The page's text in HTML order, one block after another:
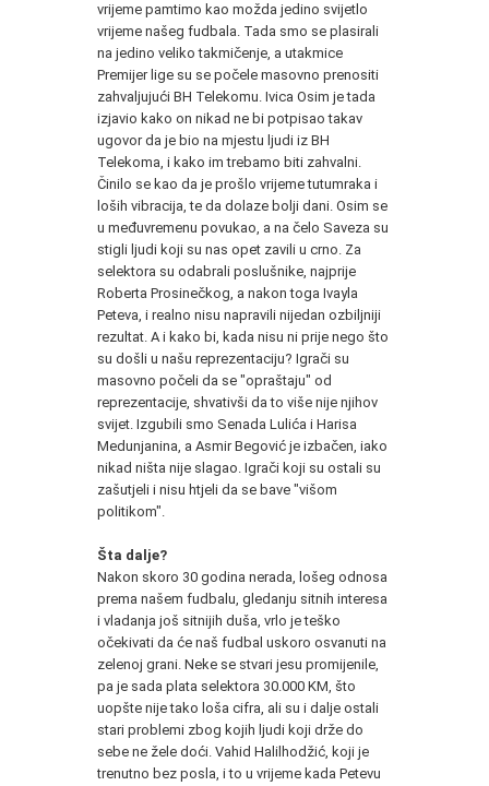
vrijeme pamtimo kao možda jedino svijetlo
vrijeme našeg fudbala. Tada smo se plasirali
na jedino veliko takmičenje, a utakmice
Premijer lige su se počele masovno prenositi
zahvaljujući BH Telekomu. Ivica Osim je tada
izjavio kako on nikad ne bi potpisao takav
ugovor da je bio na mjestu ljudi iz BH
Telekoma, i kako im trebamo biti zahvalni.
Činilo se kao da je prošlo vrijeme tutumraka i
loših vibracija, te da dolaze bolji dani. Osim se
u međuvremenu povukao, a na čelo Saveza su
stigli ljudi koji su nas opet zavili u crno. Za
selektora su odabrali poslušnike, najprije
Roberta Prosinečkog, a nakon toga Ivayla
Peteva, i realno nisu napravili nijedan ozbiljniji
rezultat. A i kako bi, kada nisu ni prije nego što
su došli u našu reprezentaciju? Igrači su
masovno počeli da se "opraštaju" od
reprezentacije, shvativši da to više nije njihov
svijet. Izgubili smo Senada Lulića i Harisa
Medunjanina, a Asmir Begović je izbačen, iako
nikad ništa nije slagao. Igrači koji su ostali su
zašutjeli i nisu htjeli da se bave "višom
politikom".
Šta dalje?
Nakon skoro 30 godina nerada, lošeg odnosa
prema našem fudbalu, gledanju sitnih interesa
i vladanja još sitnijih duša, vrlo je teško
očekivati da će naš fudbal uskoro osvanuti na
zelenoj grani. Neke se stvari jesu promijenile,
pa je sada plata selektora 30.000 KM, što
uopšte nije tako loša cifra, ali su i dalje ostali
stari problemi zbog kojih ljudi koji drže do
sebe ne žele doći. Vahid Halilhodžić, koji je
trenutno bez posla, i to u vrijeme kada Petevu